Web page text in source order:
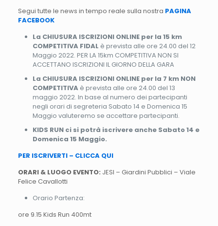
Segui tutte le news in tempo reale sulla nostra PAGINA
FACEBOOK
La CHIUSURA ISCRIZIONI ONLINE per la 15 km
COMPETITIVA FIDAL è prevista alle ore 24.00 del 12
Maggio 2022. PER LA 15km COMPETITIVA NON SI
ACCETTANO ISCRIZIONI IL GIORNO DELLA GARA
La CHIUSURA ISCRIZIONI ONLINE per la 7 km NON
COMPETITIVAè prevista alle ore 24.00 del 13
maggio 2022. In base al numero dei partecipanti
negli orari di segreteria Sabato 14 e Domenica 15
Maggio valuteremo se accettare partecipanti.
KIDS RUN ci si potrà iscrivere anche Sabato 14 e
Domenica 15 Maggio.
PER ISCRIVERTI – CLICCA QUI
ORARI & LUOGO EVENTO: JESI – Giardini Pubblici – Viale
Felice Cavallotti
Orario Partenza:
ore 9.15 Kids Run 400mt